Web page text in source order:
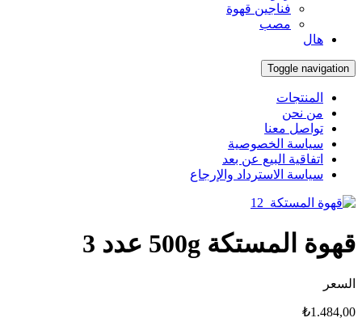
فناجين قهوة
مصب
هال
Toggle navigation
المنتجات
من نحن
تواصل معنا
سياسة الخصوصية
اتفاقية البيع عن بعد
سياسة الاسترداد والإرجاع
قهوة المستكة 500g عدد 3
السعر
₺1.484,00